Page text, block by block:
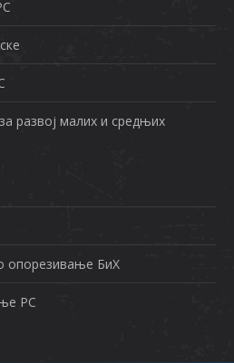
рaзвoj мaлих и срeдњих
опорезивање БиХ
РС